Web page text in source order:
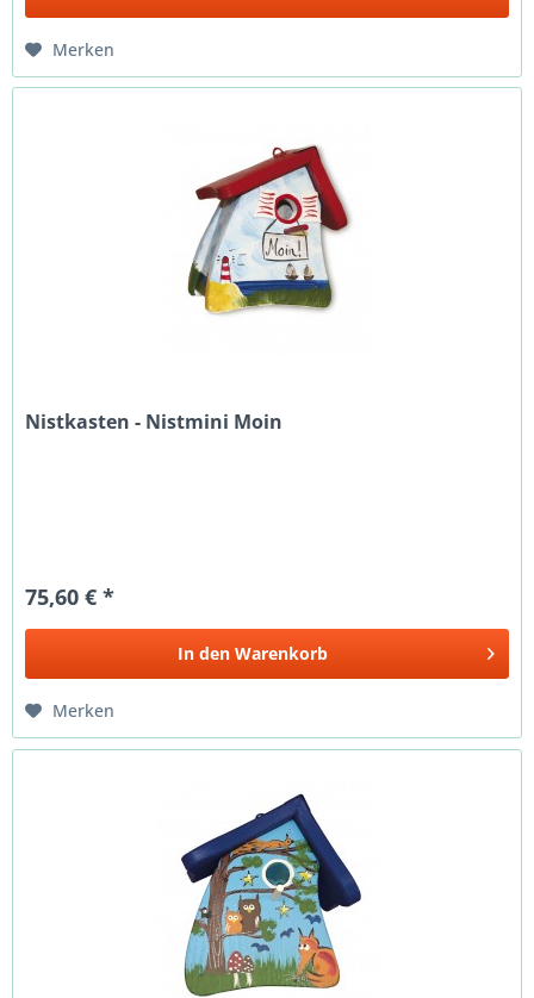
Merken
Nistkasten - Nistmini Moin
75,60 € *
In den Warenkorb
Merken